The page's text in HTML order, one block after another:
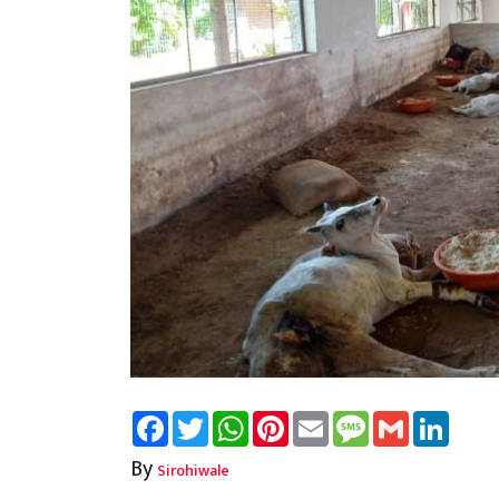
FacebookTwitterWhatsAppPinterest
Email Message
Gmail
By Sirohiwale